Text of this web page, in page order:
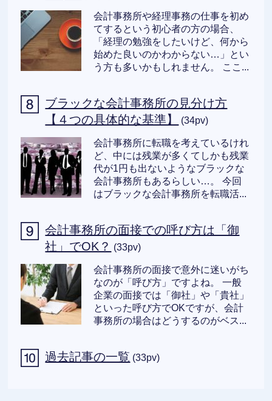
会計事務所や経理事務の仕事を初め
てするという初心者の方の場合、
「経理の勉強をしたいけど、何から
始めた良いのかわからない…」とい
う方も多いかもしれません。 ここ...
ブラックな会計事務所の見分け方
【４つの具体的な基準】
(34pv)
会計事務所に転職を考えているけれ
ど、中には残業が多くてしかも残業
代が1円も出ないようなブラックな
会計事務所もあるらしい…。 今回
はブラックな会計事務所を転職活...
会計事務所の面接での呼び方は「御
社」でOK？ (33pv)
会計事務所の面接で意外に迷いがち
なのが「呼び方」ですよね。 一般
企業の面接では「御社」や「貴社」
といった呼び方でOKですが、会計
事務所の場合はどうするのがベス...
過去記事の一覧 (33pv)